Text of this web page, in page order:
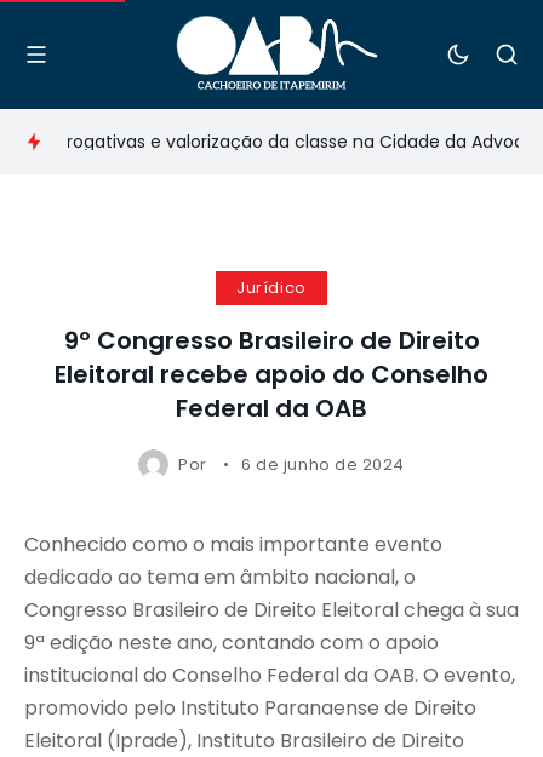
e valorização da classe na Cidade da Advocacia
Jurídico
9º Congresso Brasileiro de Direito
Eleitoral recebe apoio do Conselho
Federal da OAB
Por 6 de junho de 2024
Conhecido como o mais importante evento
dedicado ao tema em âmbito nacional, o
Congresso Brasileiro de Direito Eleitoral chega à sua
9ª edição neste ano, contando com o apoio
institucional do Conselho Federal da OAB. O evento,
promovido pelo Instituto Paranaense de Direito
Eleitoral (Iprade), Instituto Brasileiro de Direito